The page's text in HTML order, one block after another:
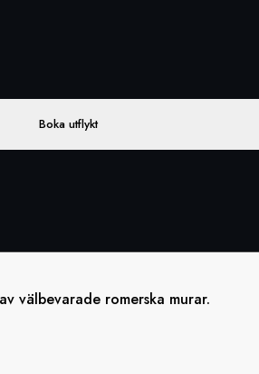
Boka utflykt
välbevarade romerska murar.